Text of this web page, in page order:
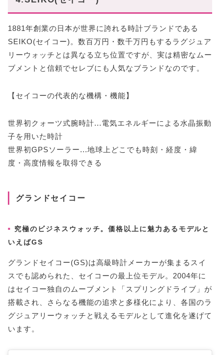
1881年創業の日本が世界に誇れる時計ブランドである
SEIKO(セイコー)。数百万円・数千万円もするラグジュア
リーウォッチとは異なる立ち位置ですが、実は精密なムー
ブメントと信頼でセレブにも人気なブランドなのです。
【セイコーの代表的な機構・機能】
世界初クォーツ式腕時計...電気エネルギーによる水晶振動
子を用いた時計
世界初GPSソーラー...地球上どこでも時刻・経度・緯
度・高度情報を取得できる
グランドセイコー
究極のビジネスウォッチ。価格以上に魅力あるモデルと
いえばGS
グランドセイコー(GS)は高級時計メーカーが集まるスイ
スでも認められた、セイコーの最上位モデル。2004年に
はセイコー独自のムーブメント「スプリングドライブ」が
搭載され、さらなる機能の追求と多様化により、各国のラ
グジュアリーウォッチと戦えるモデルとして進化を遂げて
います。